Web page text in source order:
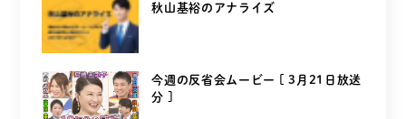
秋山基裕のアナライズ
今週の反省会ムービー [ 3月21日放送
分 ]